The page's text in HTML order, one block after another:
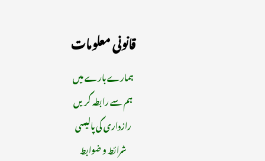
قانونی معلومات
ہمارے بارے میں
ہم سے رابطہ کریں
رازداری کی پالیسی
شرائط و ضوابط